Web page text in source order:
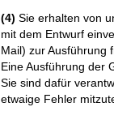
(4) Sie erhalten von
mit dem Entwurf
Mail) zur Ausführung
Eine Ausführung der
Sie sind dafür
etwaige Fehler